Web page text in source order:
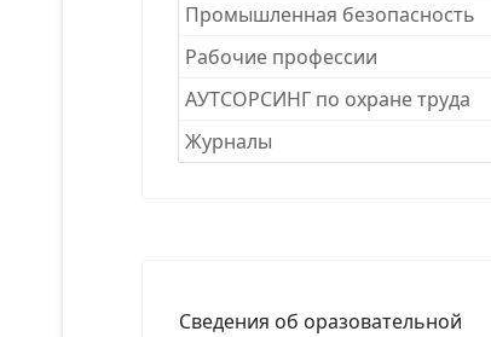
Промышленная безопасность
Рабочие професcии
АУТСОРСИНГ по охране труда
Журналы
Сведения об оразовательной